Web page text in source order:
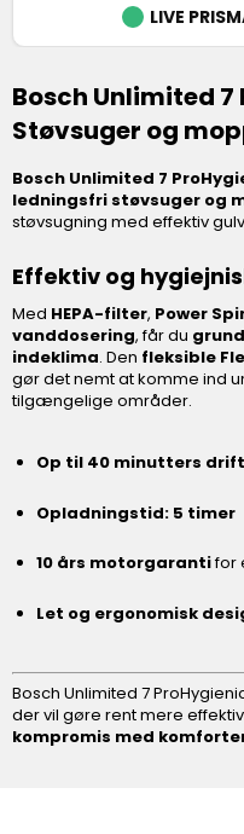
LIVE
Bosch Unlimited
Støvsuger og
Bosch Unlimited 7
ledningsfri støvsuger og
støvsugning med effektiv
Effektiv og
Med HEPA-filter, Power
vanddosering, får du
indeklima. Den fleksible
gør det nemt at komme ind
tilgængelige områder.
Op til 40 minutters
Opladningstid: 5 timer
10 års motorgarantifor
Let og ergonomisk
Bosch Unlimited 7
der vil gøre rent mere
kompromis med